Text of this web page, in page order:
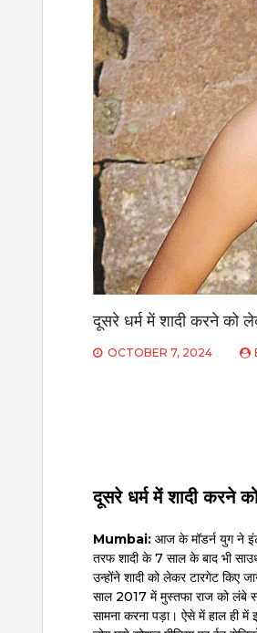
दूसरे धर्म में शादी करने को
OCTOBER 7, 2024
दूसरे धर्म में शादी करने
Mumbai: आज के मॉडर्न युग ने
तरफ शादी के 7 साल के बाद भी
उन्होंने शादी को लेकर टारगेट किए
साल 2017 में मुस्तफा राज को लंबे
सामना करना पड़ा। ऐसे में हाल ही